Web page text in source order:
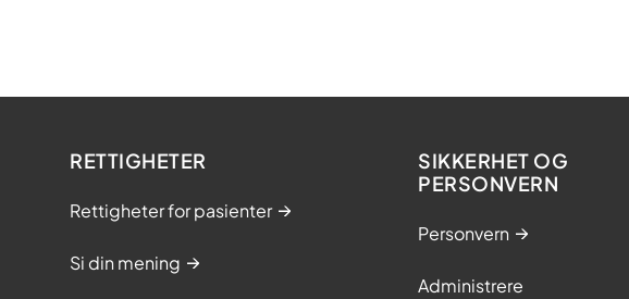
RETTIGHETER
Rettigheter for pasienter
Si din mening
SIKKERHET OG
PERSONVERN
Personvern
Administrere